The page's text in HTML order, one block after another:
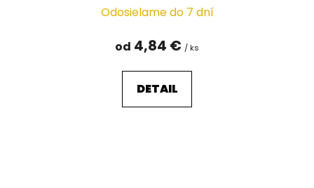
Odosielame do 7 dní
od 4,84 € / ks
DETAIL